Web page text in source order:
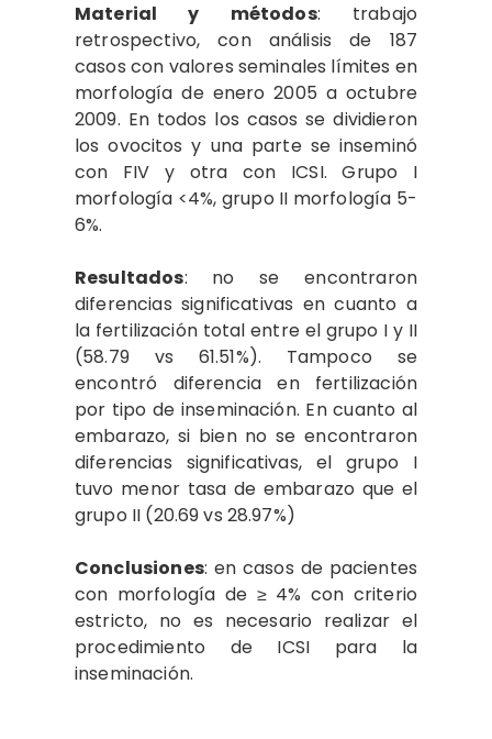
Material y métodos: trabajo
retrospectivo, con análisis de 187
casos con valores seminales límites en
morfología de enero 2005 a octubre
2009. En todos los casos se dividieron
los ovocitos y una parte se inseminó
con FIV y otra con ICSI. Grupo I
morfología <4%, grupo II morfología 5-
6%.
Resultados: no se encontraron
diferencias significativas en cuanto a
la fertilización total entre el grupo I y II
(58.79 vs 61.51%). Tampoco se
encontró diferencia en fertilización
por tipo de inseminación. En cuanto al
embarazo, si bien no se encontraron
diferencias significativas, el grupo I
tuvo menor tasa de embarazo que el
grupo II (20.69 vs 28.97%)
Conclusiones: en casos de pacientes
con morfología de ≥ 4% con criterio
estricto, no es necesario realizar el
procedimiento de ICSI para la
inseminación.